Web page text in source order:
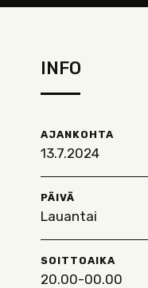
INFO
AJANKOHTA
13.7.2024
PÄIVÄ
Lauantai
SOITTOAIKA
20.00-00.00